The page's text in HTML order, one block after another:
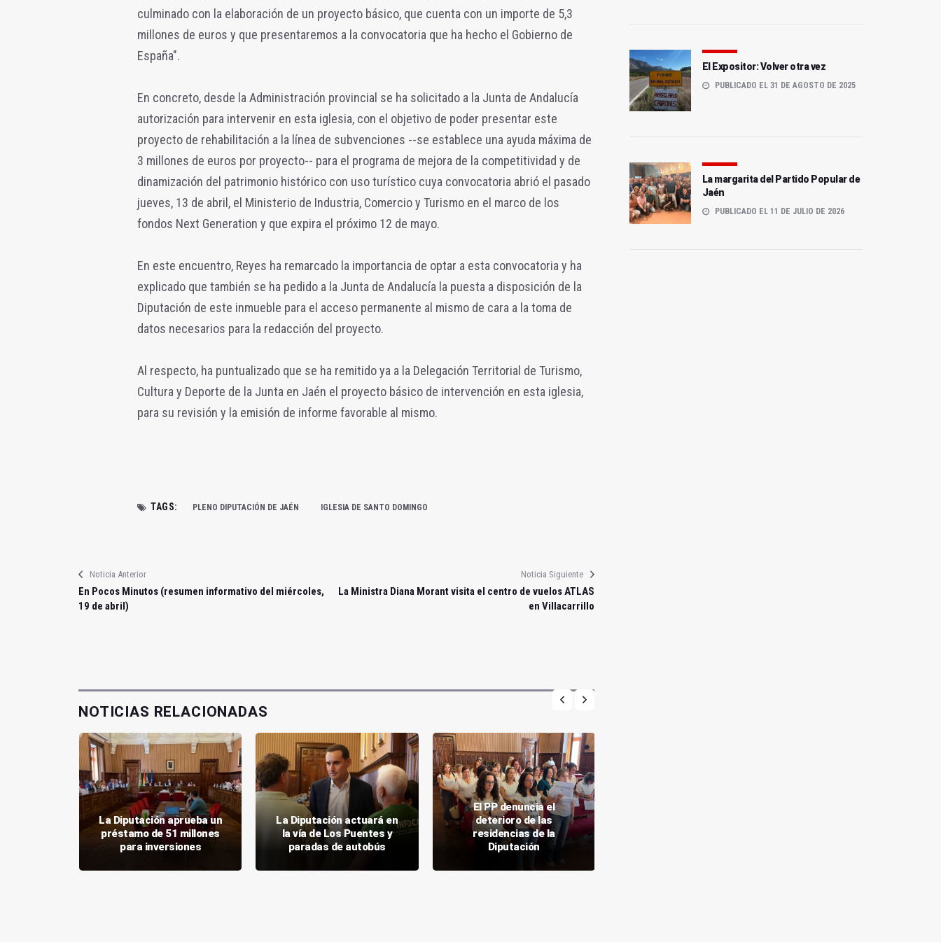
culminado con la elaboración de un proyecto básico, que cuenta con un importe de 5,3
millones de euros y que presentaremos a la convocatoria que ha hecho el Gobierno de
España".
En concreto, desde la Administración provincial se ha solicitado a la Junta de Andalucía
autorización para intervenir en esta iglesia, con el objetivo de poder presentar este
proyecto de rehabilitación a la línea de subvenciones --se establece una ayuda máxima de
3 millones de euros por proyecto-- para el programa de mejora de la competitividad y de
dinamización del patrimonio histórico con uso turístico cuya convocatoria abrió el pasado
jueves, 13 de abril, el Ministerio de Industria, Comercio y Turismo en el marco de los
fondos Next Generation y que expira el próximo 12 de mayo.
En este encuentro, Reyes ha remarcado la importancia de optar a esta convocatoria y ha
explicado que también se ha pedido a la Junta de Andalucía la puesta a disposición de la
Diputación de este inmueble para el acceso permanente al mismo de cara a la toma de
datos necesarios para la redacción del proyecto.
Al respecto, ha puntualizado que se ha remitido ya a la Delegación Territorial de Turismo,
Cultura y Deporte de la Junta en Jaén el proyecto básico de intervención en esta iglesia,
para su revisión y la emisión de informe favorable al mismo.
TAGS: PLENO DIPUTACIÓN DE JAÉN IGLESIA DE SANTO DOMINGO
Noticia Anterior
En Pocos Minutos (resumen informativo del miércoles,
19 de abril)
Noticia Siguiente
La Ministra Diana Morant visita el centro de vuelos ATLAS
en Villacarrillo
NOTICIAS RELACIONADAS
La Diputación aprueba un
préstamo de 51 millones
para inversiones
La Diputación actuará en
la vía de Los Puentes y
paradas de autobús
El PP denuncia el
deterioro de las
residencias de la
Diputación
El Expositor: Volver otra vez
PUBLICADO EL 31 DE AGOSTO DE 2025
La margarita del Partido Popular de
Jaén
PUBLICADO EL 11 DE JULIO DE 2026